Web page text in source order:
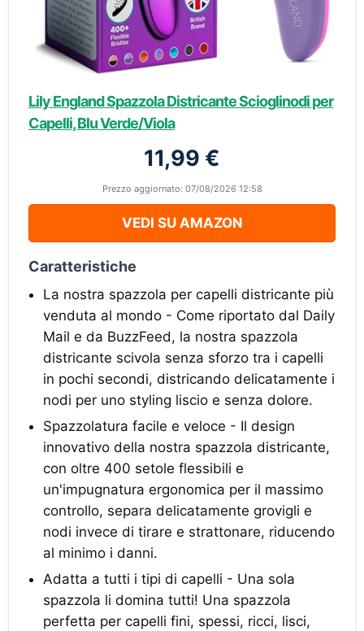
Lily England Spazzola Districante Scioglinodi per
Capelli, Blu Verde/Viola
11,99 €
Prezzo aggiornato: 07/08/2026 12:58
VEDI SU AMAZON
Caratteristiche
La nostra spazzola per capelli districante più
venduta al mondo - Come riportato dal Daily
Mail e da BuzzFeed, la nostra spazzola
districante scivola senza sforzo tra i capelli
in pochi secondi, districando delicatamente i
nodi per uno styling liscio e senza dolore.
Spazzolatura facile e veloce - Il design
innovativo della nostra spazzola districante,
con oltre 400 setole flessibili e
un'impugnatura ergonomica per il massimo
controllo, separa delicatamente grovigli e
nodi invece di tirare e strattonare, riducendo
al minimo i danni.
Adatta a tutti i tipi di capelli - Una sola
spazzola li domina tutti! Una spazzola
perfetta per capelli fini, spessi, ricci, lisci,